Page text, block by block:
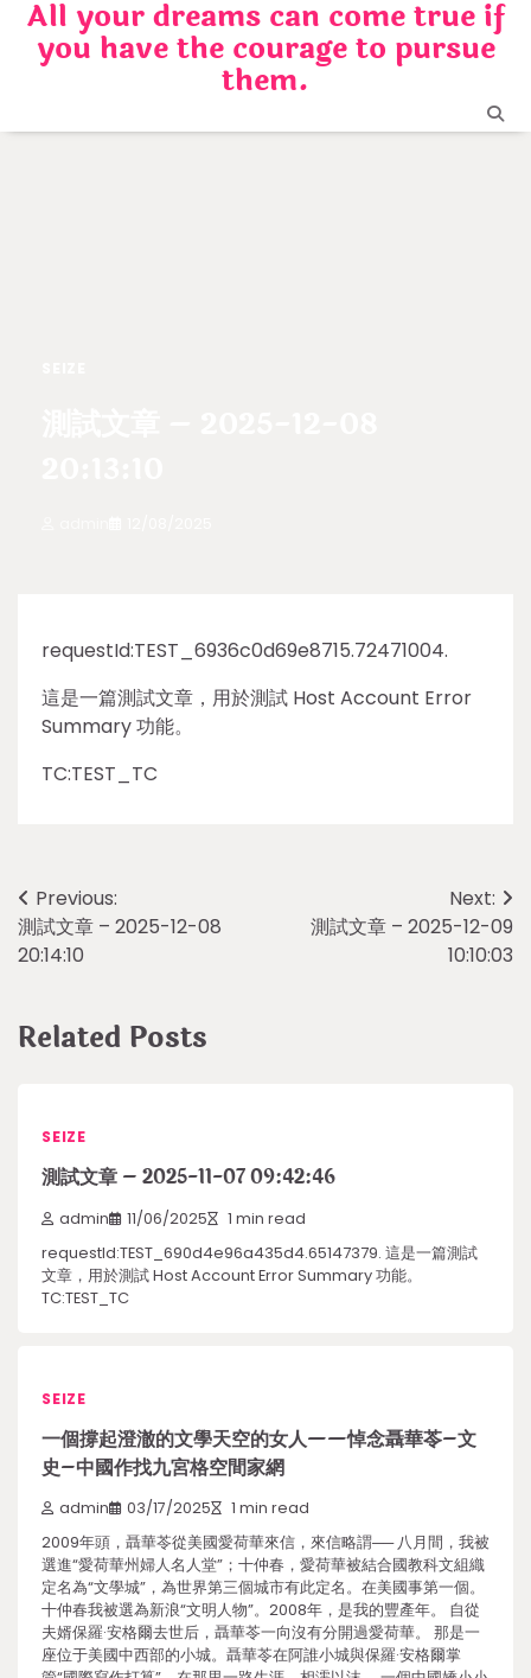
Skip
content
All your dreams can come true if
you have the courage to pursue
them.
requestId:TEST_6936c0d69e8715.72471004.
這是一篇測試文章，用於測試 Host Account Error
Summary 功能。
TC:TEST_TC
Post
navigation
Previous:
測試文章 – 2025-12-08
20:14:10
Next:
測試文章 – 2025-12-09
10:10:03
Related Posts
SEIZE
測試文章 – 2025-11-07 09:42:46
admin 11/06/2025 1 min read
requestId:TEST_690d4e96a435d4.65147379. 這是一篇測試
文章，用於測試 Host Account Error Summary 功能。
TC:TEST_TC
SEIZE
一個撐起澄澈的文學天空的女人——悼念聶華苓–文
史–中國作找九宮格空間家網
admin 03/17/2025 1 min read
2009年頭，聶華苓從美國愛荷華來信，來信略謂── 八月間，我被
選進“愛荷華州婦人名人堂”；十仲春，愛荷華被結合國教科文組織
定名為“文學城”，為世界第三個城市有此定名。在美國事第一個。
十仲春我被選為新浪“文明人物”。2008年，是我的豐產年。 自從
夫婿保羅·安格爾去世后，聶華苓一向沒有分開過愛荷華。 那是一
座位于美國中西部的小城。聶華苓在阿誰小城與保羅·安格爾掌